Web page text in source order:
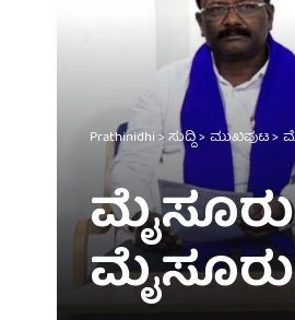
Prathinidhi>ಸುದ್ದಿ>ಮುಖಪುಟ>